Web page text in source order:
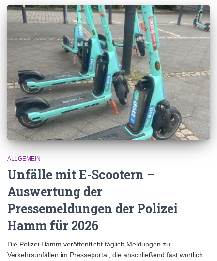
ALLGEMEIN
Unfälle mit E-Scootern –
Auswertung der
Pressemeldungen der Polizei
Hamm für 2026
Die Polizei Hamm veröffentlicht täglich Meldungen zu
Verkehrsunfällen im Presseportal, die anschließend fast wörtlich